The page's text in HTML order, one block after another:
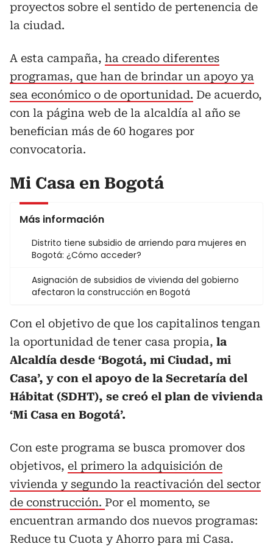
proyectos sobre el sentido de pertenencia de
la ciudad.
A esta campaña, ha creado diferentes
programas, que han de brindar un apoyo ya
sea económico o de oportunidad. De acuerdo,
con la página web de la alcaldía al año se
benefician más de 60 hogares por
convocatoria.
Mi Casa en Bogotá
Más información
Distrito tiene subsidio de arriendo para mujeres en
Bogotá: ¿Cómo acceder?
Asignación de subsidios de vivienda del gobierno
afectaron la construcción en Bogotá
Con el objetivo de que los capitalinos tengan
la oportunidad de tener casa propia, la
Alcaldía desde ‘Bogotá, mi Ciudad, mi
Casa’, y con el apoyo de la Secretaría del
Hábitat (SDHT), se creó el plan de vivienda
‘Mi Casa en Bogotá’.
Con este programa se busca promover dos
objetivos, el primero la adquisición de
vivienda y segundo la reactivación del sector
de construcción. Por el momento, se
encuentran armando dos nuevos programas:
Reduce tu Cuota y Ahorro para mi Casa.